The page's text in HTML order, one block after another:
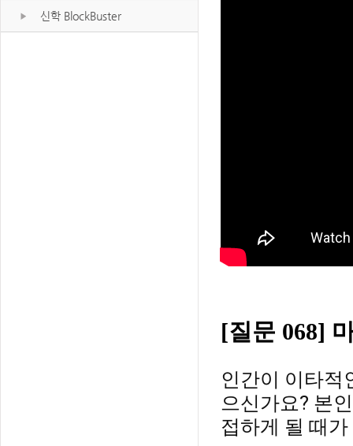
신학 BlockBuster
[질문 068]
인간이 이타적
으신가요? 본
접하게 될 때